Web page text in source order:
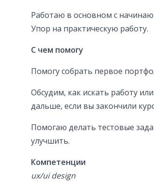
Работаю в основном с
Упор на практическую работу.
С чем помогу
Помогу собрать первое
Обсудим, как искать работу
дальше, если вы закончили
Помогаю делать тестовые
улучшить.
Компетенции
ux/ui design